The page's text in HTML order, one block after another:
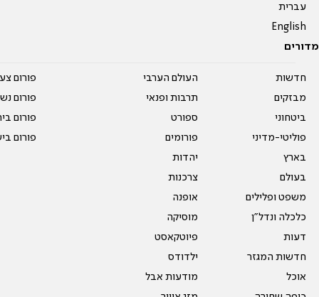
עברית
English
מדורים
חדשות
מבזקים
ביטחוני
פוליטי-מדיני
בארץ
בעולם
משפט ופלילים
כלכלה ונדל"ן
דעות
חדשות המגזר
אוכל
העולם הערבי
תרבות ופנאי
ספורט
פורומים
יהדות
צרכנות
אופנה
מוסיקה
פיוטקאסט
ילדודס
מודעות אבל
פורום
פורום
פורום
פורום